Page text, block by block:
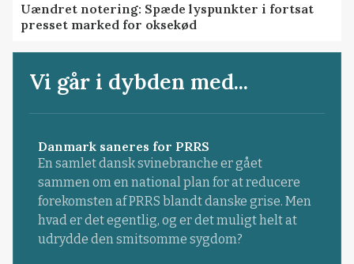
Uændret notering: Spæde lyspunkter i fortsat
presset marked for oksekød
Vi går i dybden med...
Danmark saneres for PRRS
En samlet dansk svinebranche er gået
sammen om en national plan for at reducere
forekomsten af PRRS blandt danske grise. Men
hvad er det egentlig, og er det muligt helt at
udrydde den smitsomme sygdom?